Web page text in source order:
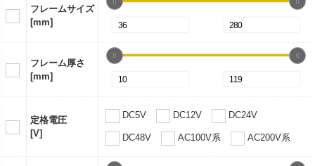
フレームサイズ
[mm]
フレーム厚さ
[mm]
定格電圧
[V]
DC5V DC12V DC24V
DC48V AC100V系 AC200V系